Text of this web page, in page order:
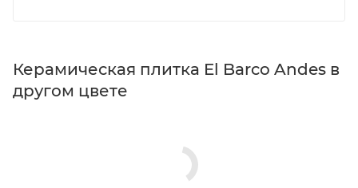
Керамическая плитка El Barco Andes в
другом цвете